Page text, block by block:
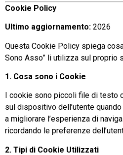
Cookie Policy
Ultimo aggiornamento: 2026
Questa Cookie Policy spiega
Sono Asso” li utilizza sul proprio
1. Cosa sono i Cookie
I cookie sono piccoli file di testo
sul dispositivo dell’utente
a migliorare l’esperienza di
ricordando le preferenze
2. Tipi di Cookie Utilizzati